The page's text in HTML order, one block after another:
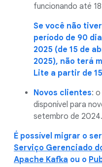
funcionando até
Se você não
período de 90
2025 (de 15 de
2025), não terá
Lite a partir de
Novos clientes:
disponível para
setembro de 2024.
É possível migrar o
Serviço Gerenciado
Apache Kafka ou o